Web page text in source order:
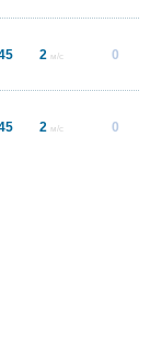
2 м/с 0
2 м/с 0